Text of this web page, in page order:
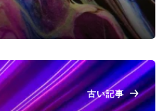
古い記事